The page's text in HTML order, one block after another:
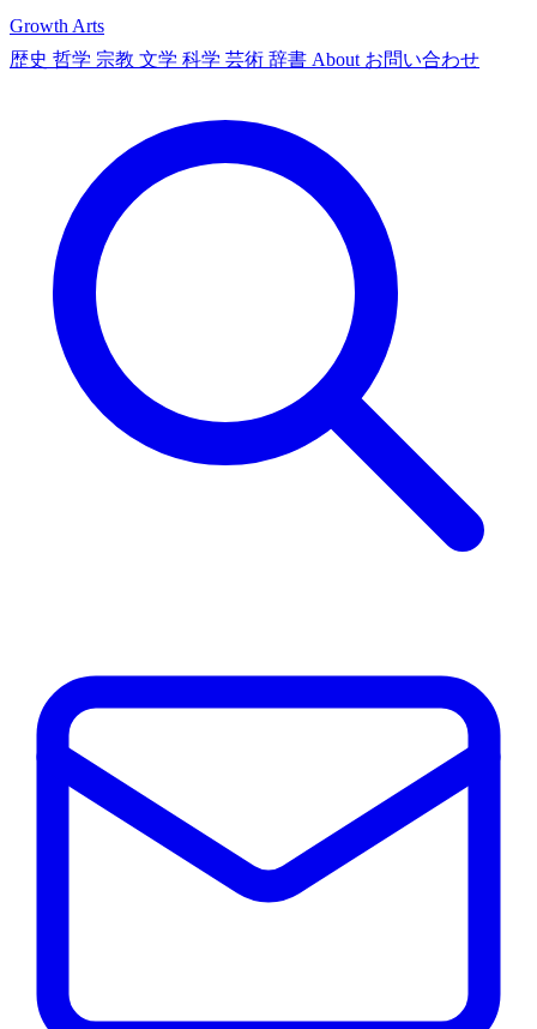
Growth Arts
歴史 哲学 宗教 文学 科学 芸術 辞書 About お問い合わせ